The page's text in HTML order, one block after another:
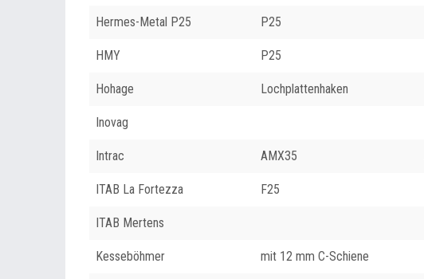
Hermes-Metal P25 P25
HMY P25
Hohage Lochplattenhaken
Inovag
Intrac AMX35
ITAB La Fortezza F25
ITAB Mertens
Kesseböhmer mit 12 mm C-Schiene